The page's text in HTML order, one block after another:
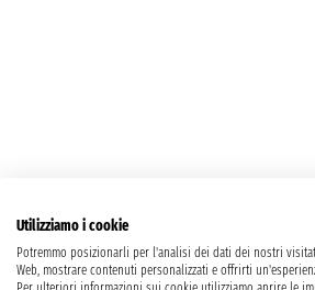
Utilizziamo i cookie
Potremmo posizionarli per l'analisi dei dati dei nostri
Web, mostrare contenuti personalizzati e offrirti